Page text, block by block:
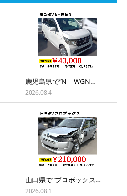
鹿児島県で”N－WGN…
2026.08.4
山口県で”プロボックス…
2026.08.1